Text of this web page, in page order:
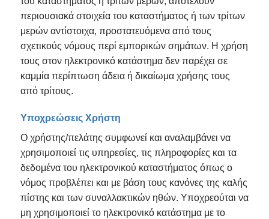
περιουσιακά στοιχεία του καταστήματος ή των τρίτων
μερών αντίστοιχα, προστατευόμενα από τους
σχετικούς νόμους περί εμπορικών σημάτων. Η χρήση
τους στον ηλεκτρονικό κατάστημα δεν παρέχει σε
καμμία περίπτωση άδεια ή δικαίωμα χρήσης τους
από τρίτους.
Υποχρεώσεις Χρήστη
Ο χρήστης/πελάτης συμφωνεί και αναλαμβάνει να
χρησιμοποιεί τις υπηρεσίες, τις πληροφορίες και τα
δεδομένα του ηλεκτρονικού καταστήματος όπως ο
νόμος προβλέπει και με βάση τους κανόνες της καλής
πίστης και των συναλλακτικών ηθών. Υποχρεούται να
μη χρησιμοποιεί το ηλεκτρονικό κατάστημα με το